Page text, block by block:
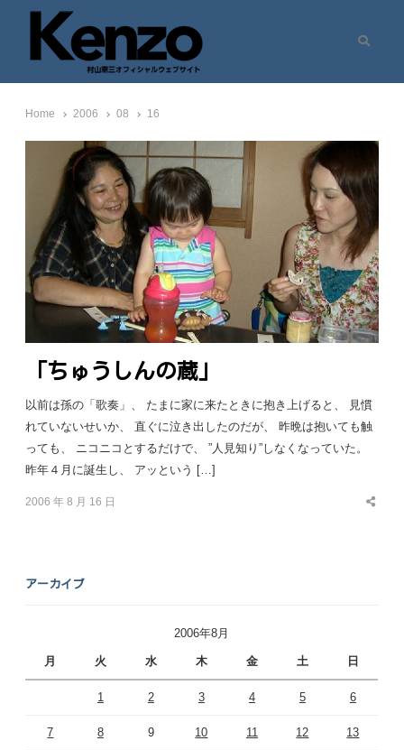
七転八起 – 村山憲三 Official Site
村山憲三ウェブサイト
Home 2006 08 16
「ちゅうしんの蔵」
以前は孫の「歌奏」、 たまに家に来たときに抱き上げると、 見慣
れていないせいか、 直ぐに泣き出したのだが、 昨晩は抱いても触
っても、 ニコニコとするだけで、 ”人見知り”しなくなっていた。
昨年４月に誕生し、 アッという […]
2006 年 8 月 16 日
Share
アーカイブ
2006年8月
月 火 水 木 金 土 日
1 2 3 4 5 6
7 8 9 10 11 12 13